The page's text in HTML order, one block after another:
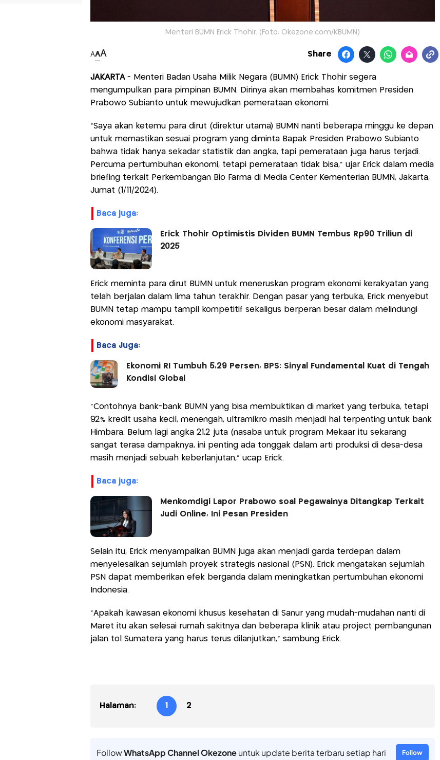
Menteri BUMN Erick Thohir. (Foto: Okezone.com/KBUMN)
AAA Share
JAKARTA - Menteri Badan Usaha Milik Negara (BUMN) Erick Thohir segera
mengumpulkan para pimpinan BUMN. Dirinya akan membahas komitmen Presiden
Prabowo Subianto untuk mewujudkan pemerataan ekonomi.
"Saya akan ketemu para dirut (direktur utama) BUMN nanti beberapa minggu ke depan
untuk memastikan sesuai program yang diminta Bapak Presiden Prabowo Subianto
bahwa tidak hanya sekadar statistik dan angka, tapi pemerataan juga harus terjadi.
Percuma pertumbuhan ekonomi, tetapi pemerataan tidak bisa," ujar Erick dalam media
briefing terkait Perkembangan Bio Farma di Media Center Kementerian BUMN, Jakarta,
Jumat (1/11/2024).
baca juga:
Erick Thohir Optimistis Dividen BUMN Tembus Rp90 Triliun di
2025
Erick meminta para dirut BUMN untuk meneruskan program ekonomi kerakyatan yang
telah berjalan dalam lima tahun terakhir. Dengan pasar yang terbuka, Erick menyebut
BUMN tetap mampu tampil kompetitif sekaligus berperan besar dalam melindungi
ekonomi masyarakat.
Baca Juga:
Ekonomi RI Tumbuh 5,29 Persen, BPS: Sinyal Fundamental Kuat di Tengah
Kondisi Global
"Contohnya bank-bank BUMN yang bisa membuktikan di market yang terbuka, tetapi
92% kredit usaha kecil, menengah, ultramikro masih menjadi hal terpenting untuk bank
Himbara. Belum lagi angka 21,2 juta (nasaba untuk program Mekaar itu sekarang
sangat terasa dampaknya, ini penting ada tonggak dalam arti produksi di desa-desa
masih menjadi sebuah keberlanjutan," ucap Erick.
baca juga:
Menkomdigi Lapor Prabowo soal Pegawainya Ditangkap Terkait
Judi Online, Ini Pesan Presiden
Selain itu, Erick menyampaikan BUMN juga akan menjadi garda terdepan dalam
menyelesaikan sejumlah proyek strategis nasional (PSN). Erick mengatakan sejumlah
PSN dapat memberikan efek berganda dalam meningkatkan pertumbuhan ekonomi
Indonesia.
"Apakah kawasan ekonomi khusus kesehatan di Sanur yang mudah-mudahan nanti di
Maret itu akan selesai rumah sakitnya dan beberapa klinik atau project pembangunan
jalan tol Sumatera yang harus terus dilanjutkan," sambung Erick.
Halaman: 1 2
FollowWhatsApp Channel Okezoneuntuk update berita terbaru setiap hari Follow